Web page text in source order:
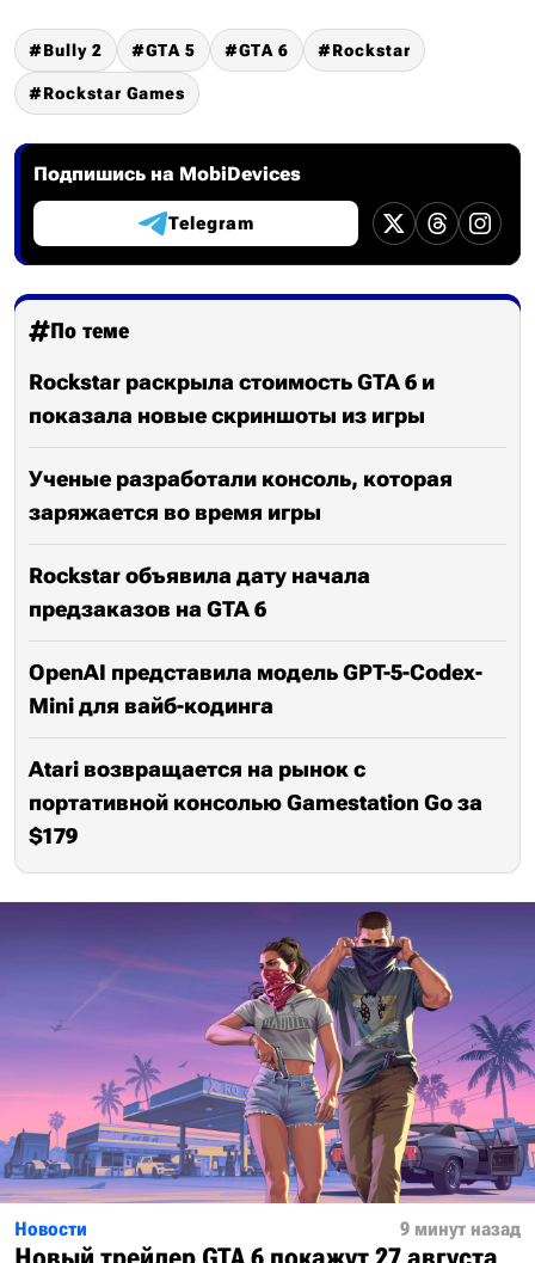
Bully 2 GTA 5 GTA 6 Rockstar
Rockstar Games
Подпишись на MobiDevices
Telegram
По теме
Rockstar раскрыла стоимость GTA 6 и
показала новые скриншоты из игры
Ученые разработали консоль, которая
заряжается во время игры
Rockstar объявила дату начала
предзаказов на GTA 6
OpenAI представила модель GPT-5-Codex-
Mini для вайб-кодинга
Atari возвращается на рынок с
портативной консолью Gamestation Go за
$179
Новости 9 минут назад